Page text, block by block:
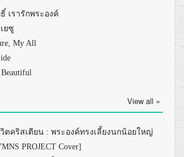
เรารักพระองค์
ยซู
My All
View all »
ตคริสเตียน : พระองค์ทรงเลี้ยงนกน้อยใหญ่
PROJECT Cover]